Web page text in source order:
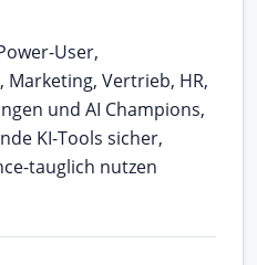
User,
Marketing, Vertrieb, HR,
und AI Champions,
KI-Tools sicher,
tauglich nutzen